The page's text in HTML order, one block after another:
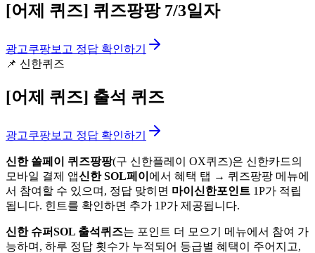
[어제 퀴즈] 퀴즈팡팡 7/3일자
광고쿠팡보고 정답 확인하기
📌 신한퀴즈
[어제 퀴즈] 출석 퀴즈
광고쿠팡보고 정답 확인하기
신한 쏠페이 퀴즈팡팡(구 신한플레이 OX퀴즈)은 신한카드의
모바일 결제 앱신한 SOL페이 에서 혜택 탭 → 퀴즈팡팡 메뉴에
서 참여할 수 있으며, 정답 맞히면 마이신한포인트 1P가 적립
됩니다. 힌트를 확인하면 추가 1P가 제공됩니다.
신한 슈퍼SOL 출석퀴즈는 포인트 더 모으기 메뉴에서 참여 가
능하며, 하루 정답 횟수가 누적되어 등급별 혜택이 주어지고,